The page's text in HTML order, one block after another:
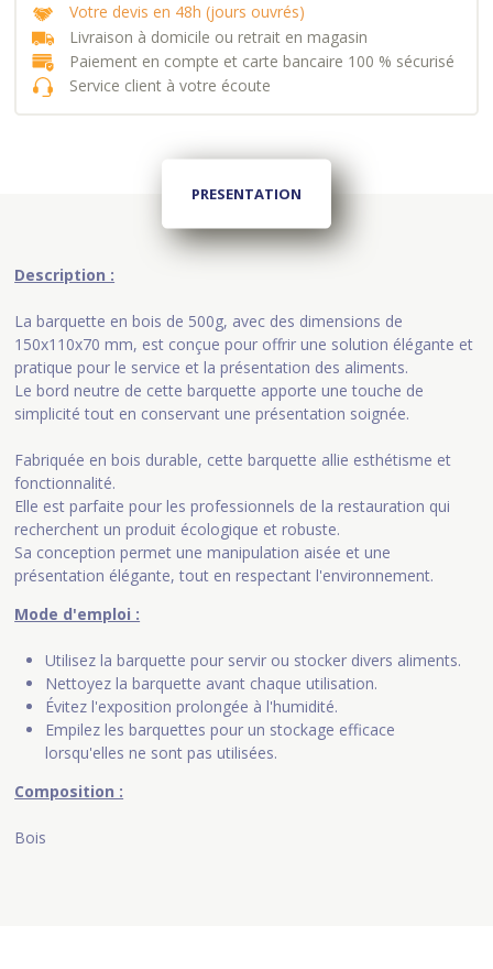
Votre devis en 48h (jours ouvrés)
Livraison à domicile ou retrait en magasin
Paiement en compte et carte bancaire 100 % sécurisé
Service client à votre écoute
PRESENTATION
Description :
La barquette en bois de 500g, avec des dimensions de
150x110x70 mm, est conçue pour offrir une solution élégante et
pratique pour le service et la présentation des aliments.
Le bord neutre de cette barquette apporte une touche de
simplicité tout en conservant une présentation soignée.
Fabriquée en bois durable, cette barquette allie esthétisme et
fonctionnalité.
Elle est parfaite pour les professionnels de la restauration qui
recherchent un produit écologique et robuste.
Sa conception permet une manipulation aisée et une
présentation élégante, tout en respectant l'environnement.
Mode d'emploi :
Utilisez la barquette pour servir ou stocker divers aliments.
Nettoyez la barquette avant chaque utilisation.
Évitez l'exposition prolongée à l'humidité.
Empilez les barquettes pour un stockage efficace
lorsqu'elles ne sont pas utilisées.
Composition :
Bois